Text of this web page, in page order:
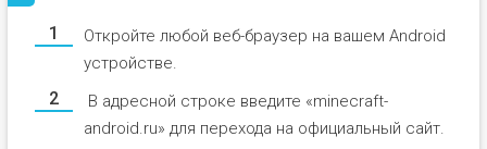
Откройте любой веб-браузер на вашем Android
устройстве.
В адресной строке введите «minecraft-
android.ru» для перехода на официальный сайт.